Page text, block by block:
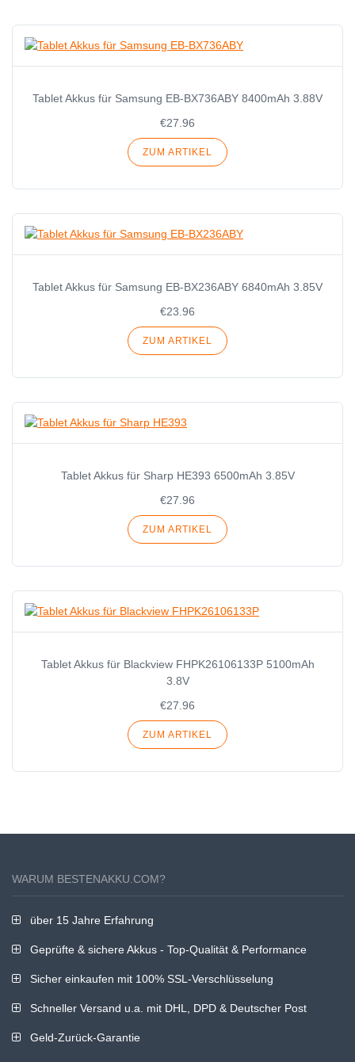
Tablet Akkus für Samsung EB-BX736ABY 8400mAh 3.88V
€27.96
ZUM ARTIKEL
Tablet Akkus für Samsung EB-BX236ABY 6840mAh 3.85V
€23.96
ZUM ARTIKEL
Tablet Akkus für Sharp HE393 6500mAh 3.85V
€27.96
ZUM ARTIKEL
Tablet Akkus für Blackview FHPK26106133P 5100mAh
3.8V
€27.96
ZUM ARTIKEL
WARUM BESTENAKKU.COM?
über 15 Jahre Erfahrung
Geprüfte & sichere Akkus - Top-Qualität & Performance
Sicher einkaufen mit 100% SSL-Verschlüsselung
Schneller Versand u.a. mit DHL, DPD & Deutscher Post
Geld-Zurück-Garantie